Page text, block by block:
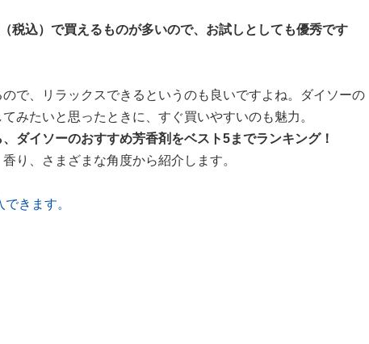
税込）で買えるものが多いので、お試しとしても優秀です
で、リラックスできるというのも良いですよね。ダイソーの
みたいと思ったときに、すぐ買いやすいのも魅力。
ダイソーのおすすめ芳香剤をベスト5までランキング！
り、さまざまな角度から紹介します。
きます。